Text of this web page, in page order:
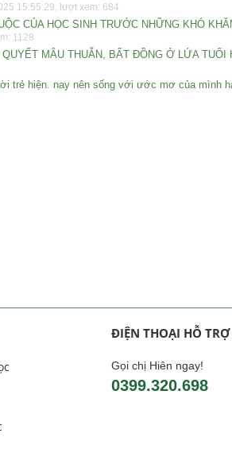
15:55:29, lượt xem: 684
CỦA HỌC SINH TRƯỚC NHỮNG KHÓ
1128
MÂU THUẪN, BẤT ĐỒNG Ở LỨA TUỔI
trẻ hiện. nay nên sống với ước mơ của mình
ĐIỆN THOẠI HỖ TRỢ
Gọi chị Hiên ngay!
0399.320.698